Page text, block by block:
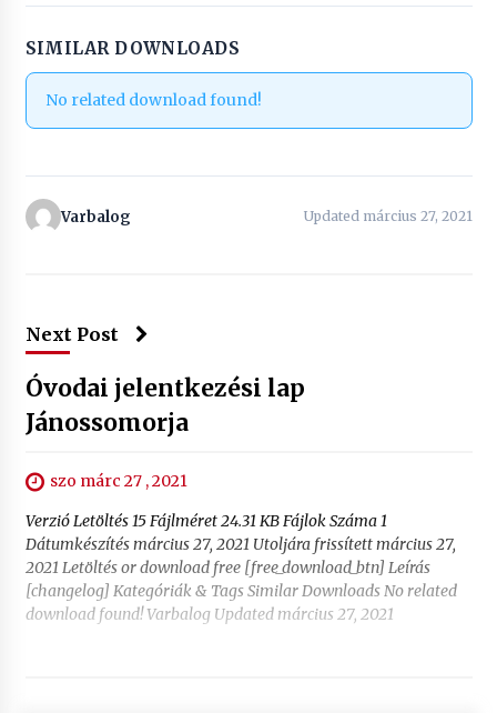
SIMILAR DOWNLOADS
No related download found!
Varbalog Updated március 27, 2021
Next Post
Óvodai jelentkezési lap
Jánossomorja
szo márc 27 , 2021
Verzió Letöltés 15 Fájlméret 24.31 KB Fájlok Száma 1
Dátumkészítés március 27, 2021 Utoljára frissített március 27,
2021 Letöltés or download free [free_download_btn] Leírás
[changelog] Kategóriák & Tags Similar Downloads No related
download found! Varbalog Updated március 27, 2021